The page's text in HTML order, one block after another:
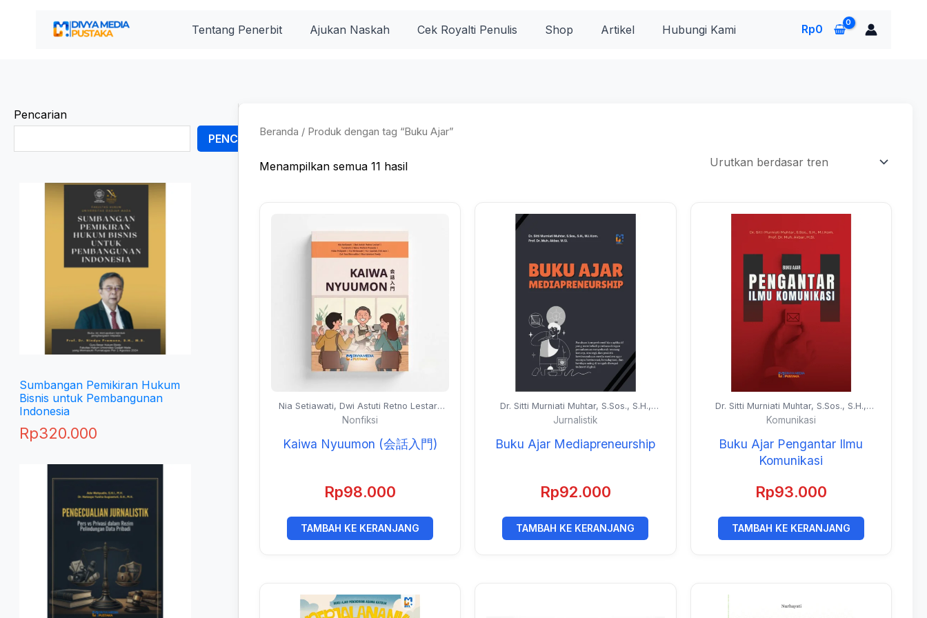
Tentang Penerbit Ajukan Naskah Cek Royalti Penulis Shop Artikel Hubungi Kami Rp0
Pencarian
PENCARIAN
Sumbangan Pemikiran Hukum
Bisnis untuk Pembangunan
Indonesia
Rp320.000
Beranda / Produk dengan tag “Buku Ajar”
Menampilkan semua 11 hasil
popularitas
Nia Setiawati, Dwi Astuti Retno Lestari,
Yuniarsih, Viana Meilani Prasetio, Frida
Asih, Cut Erra Rismorlita, dan
Mochammad Fredy
Nonfiksi
Kaiwa Nyuumon ‭(‬会話入門‭)
Rp98.000
TAMBAH KE KERANJANG
Dr. Sitti Murniati Muhtar, S.Sos., S.H.,
M.I.Kom. dan Prof. Dr. Muh. Akbar, M.Si.
Jurnalistik
Buku Ajar Mediapreneurship
Rp92.000
TAMBAH KE KERANJANG
Dr. Sitti Murniati Muhtar, S.Sos., S.H.,
M.I.Kom. dan Prof. Dr. Muh. Akbar, M.Si.
Komunikasi
Buku Ajar Pengantar Ilmu
Komunikasi
Rp93.000
TAMBAH KE KERANJANG